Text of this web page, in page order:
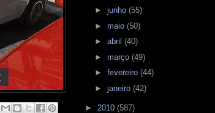
► junho (55)
► maio (50)
► abril (40)
► março (49)
► fevereiro (44)
► janeiro (42)
► 2010 (587)